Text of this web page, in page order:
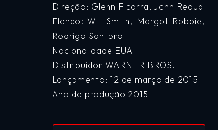
Direção: Glenn Ficarra, John Requa
Elenco: Will Smith, Margot Robbie,
Rodrigo Santoro
Nacionalidade EUA
Distribuidor WARNER BROS.
Lançamento: 12 de março de 2015
Ano de produção 2015